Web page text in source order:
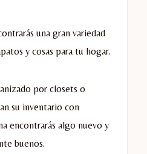
una gran variedad
y cosas para tu hogar.
por closets o
su inventario con
encontrarás algo nuevo y
buenos.